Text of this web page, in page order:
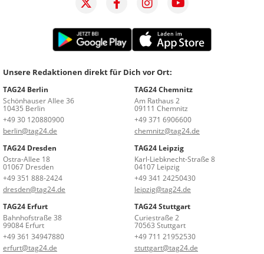
Unsere Redaktionen direkt für Dich vor Ort:
TAG24 Berlin
Schönhauser Allee 36
10435 Berlin
+49 30 120880900
berlin@tag24.de
TAG24 Chemnitz
Am Rathaus 2
09111 Chemnitz
+49 371 6906600
chemnitz@tag24.de
TAG24 Dresden
Ostra-Allee 18
01067 Dresden
+49 351 888-2424
dresden@tag24.de
TAG24 Leipzig
Karl-Liebknecht-Straße 8
04107 Leipzig
+49 341 24250430
leipzig@tag24.de
TAG24 Erfurt
Bahnhofstraße 38
99084 Erfurt
+49 361 34947880
erfurt@tag24.de
TAG24 Stuttgart
Curiestraße 2
70563 Stuttgart
+49 711 21952530
stuttgart@tag24.de